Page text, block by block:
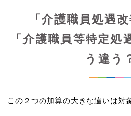
「介護職員処遇
「介護職員等特定処
う違う
この２つの加算の大きな違いは対